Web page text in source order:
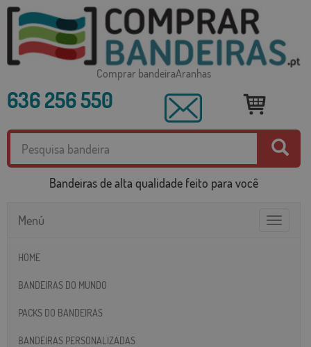
Comprar bandeiraAranhas
636 256 550
Bandeiras de alta qualidade feito para você
Toggle
Menú
HOME
BANDEIRAS DO MUNDO
PACKS DO BANDEIRAS
BANDEIRAS PERSONALIZADAS